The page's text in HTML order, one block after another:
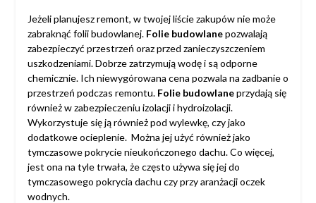
Jeżeli planujesz remont, w twojej liście zakupów nie może
zabraknąć folii budowlanej. Folie budowlanepozwalają
zabezpieczyć przestrzeń oraz przed zanieczyszczeniem
uszkodzeniami. Dobrze zatrzymują wodę i są odporne
chemicznie. Ich niewygórowana cena pozwala na zadbanie o
przestrzeń podczas remontu. Folie budowlaneprzydają się
również w zabezpieczeniu izolacji i hydroizolacji.
Wykorzystuje się ją również pod wylewkę, czy jako
dodatkowe ocieplenie. Można jej użyć również jako
tymczasowe pokrycie nieukończonego dachu. Co więcej,
jest ona na tyle trwała, że często używa się jej do
tymczasowego pokrycia dachu czy przy aranżacji oczek
wodnych.